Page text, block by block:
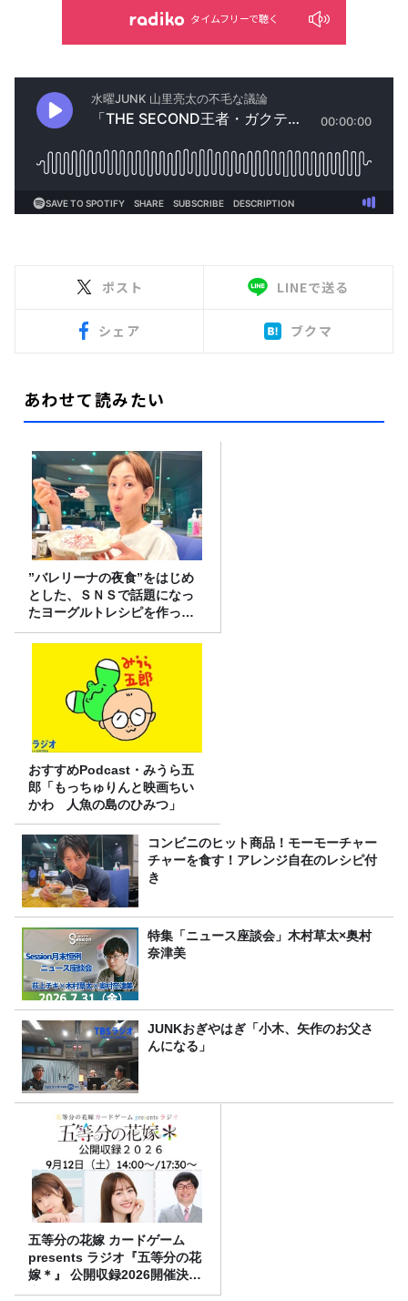
タイムフリーで聴く
ポスト LINEで送る
シェア ブクマ
あわせて読みたい
”バレリーナの夜食”をはじめ
とした、ＳＮＳで話題になっ
たヨーグルトレシピを作って
みた！
おすすめPodcast・みうら五
郎「もっちゅりんと映画ちい
かわ 人魚の島のひみつ」
コンビニのヒット商品！モーモーチャー
チャーを食す！アレンジ自在のレシピ付
き
特集「ニュース座談会」木村草太×奥村
奈津美
JUNKおぎやはぎ「小木、矢作のお父さ
んになる」
五等分の花嫁 カードゲーム
presents ラジオ『五等分の花
嫁＊』 公開収録2026開催決
定！